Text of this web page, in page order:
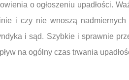
o ogłoszeniu upadłości.
i czy nie wnoszą nadmiernych
i sąd. Szybkie i sprawnie
na ogólny czas trwania